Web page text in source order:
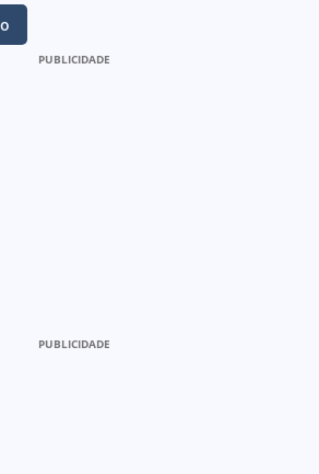
PUBLICIDADE
PUBLICIDADE